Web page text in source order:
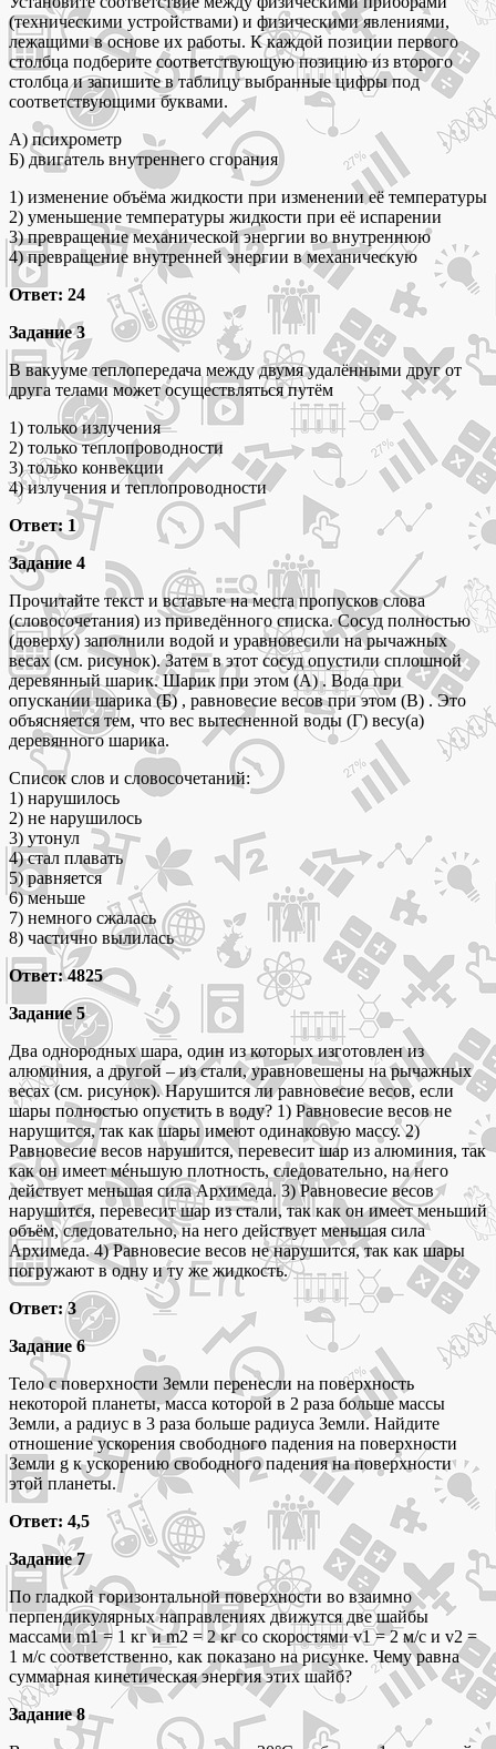
(техническими устройствами) и физическими явлениями,
лежащими в основе их работы. К каждой позиции первого
столбца подберите соответствующую позицию из второго
столбца и запишите в таблицу выбранные цифры под
соответствующими буквами.
А) психрометр
Б) двигатель внутреннего сгорания
1) изменение объёма жидкости при изменении её температуры
2) уменьшение температуры жидкости при её испарении
3) превращение механической энергии во внутреннюю
4) превращение внутренней энергии в механическую
Ответ: 24
Задание 3
В вакууме теплопередача между двумя удалёнными друг от
друга телами может осуществляться путём
1) только излучения
2) только теплопроводности
3) только конвекции
4) излучения и теплопроводности
Ответ: 1
Задание 4
Прочитайте текст и вставьте на места пропусков слова
(словосочетания) из приведённого списка. Сосуд полностью
(доверху) заполнили водой и уравновесили на рычажных
весах (см. рисунок). Затем в этот сосуд опустили сплошной
деревянный шарик. Шарик при этом (А) . Вода при
опускании шарика (Б) , равновесие весов при этом (В) . Это
объясняется тем, что вес вытесненной воды (Г) весу(а)
деревянного шарика.
Список слов и словосочетаний:
1) нарушилось
2) не нарушилось
3) утонул
4) стал плавать
5) равняется
6) меньше
7) немного сжалась
8) частично вылилась
Ответ: 4825
Задание 5
Два однородных шара, один из которых изготовлен из
алюминия, а другой – из стали, уравновешены на рычажных
весах (см. рисунок). Нарушится ли равновесие весов, если
шары полностью опустить в воду? 1) Равновесие весов не
нарушится, так как шары имеют одинаковую массу. 2)
Равновесие весов нарушится, перевесит шар из алюминия, так
как он имеет мéньшую плотность, следовательно, на него
действует меньшая сила Архимеда. 3) Равновесие весов
нарушится, перевесит шар из стали, так как он имеет меньший
объём, следовательно, на него действует меньшая сила
Архимеда. 4) Равновесие весов не нарушится, так как шары
погружают в одну и ту же жидкость.
Ответ: 3
Задание 6
Тело с поверхности Земли перенесли на поверхность
некоторой планеты, масса которой в 2 раза больше массы
Земли, а радиус в 3 раза больше радиуса Земли. Найдите
отношение ускорения свободного падения на поверхности
Земли g к ускорению свободного падения на поверхности
этой планеты.
Ответ: 4,5
Задание 7
По гладкой горизонтальной поверхности во взаимно
перпендикулярных направлениях движутся две шайбы
массами m1 = 1 кг и m2 = 2 кг со скоростями v1 = 2 м/c и v2 =
1 м/c соответственно, как показано на рисунке. Чему равна
суммарная кинетическая энергия этих шайб?
Задание 8